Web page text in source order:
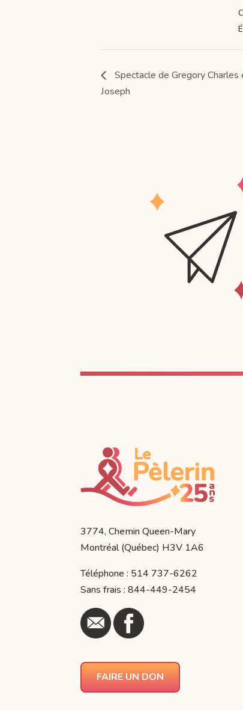
Spectacle de Gregory
Joseph
3774, Chemin Queen-Mary
Montréal (Québec) H3V 1A6
Téléphone : 514 737-6262
Sans frais : 844-449-2454
FAIRE UN DON